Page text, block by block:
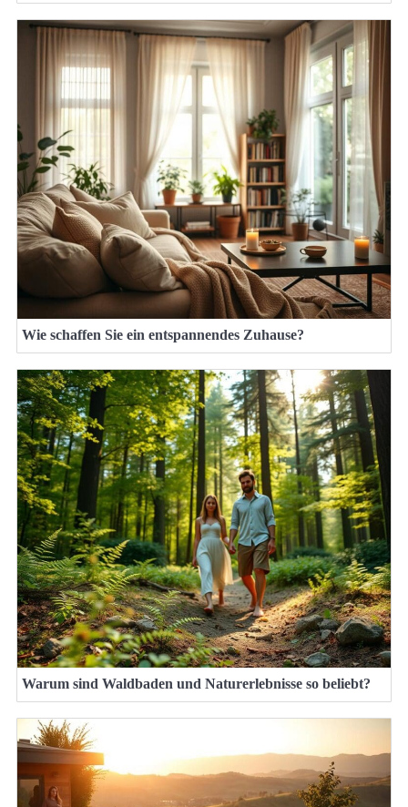
Wie schaffen Sie ein entspannendes Zuhause?
Warum sind Waldbaden und Naturerlebnisse so beliebt?